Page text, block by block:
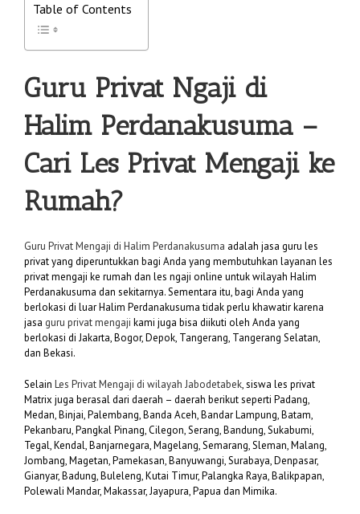
Table of Contents
Guru Privat Ngaji di
Halim Perdanakusuma –
Cari Les Privat Mengaji ke
Rumah?
Guru Privat Mengaji di Halim Perdanakusuma adalah jasa guru les
privat yang diperuntukkan bagi Anda yang membutuhkan layanan les
privat mengaji ke rumah dan les ngaji online untuk wilayah Halim
Perdanakusuma dan sekitarnya. Sementara itu, bagi Anda yang
berlokasi di luar Halim Perdanakusuma tidak perlu khawatir karena
jasa guru privat mengaji kami juga bisa diikuti oleh Anda yang
berlokasi di Jakarta, Bogor, Depok, Tangerang, Tangerang Selatan,
dan Bekasi.
Selain Les Privat Mengaji di wilayah Jabodetabek, siswa les privat
Matrix juga berasal dari daerah – daerah berikut seperti Padang,
Medan, Binjai, Palembang, Banda Aceh, Bandar Lampung, Batam,
Pekanbaru, Pangkal Pinang, Cilegon, Serang, Bandung, Sukabumi,
Tegal, Kendal, Banjarnegara, Magelang, Semarang, Sleman, Malang,
Jombang, Magetan, Pamekasan, Banyuwangi, Surabaya, Denpasar,
Gianyar, Badung, Buleleng, Kutai Timur, Palangka Raya, Balikpapan,
Polewali Mandar, Makassar, Jayapura, Papua dan Mimika.